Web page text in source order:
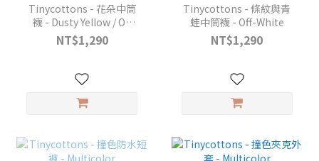
Tinycottons - 花朵中筒
襪 - Dusty Yellow / Off
White
NT$1,290
Tinycottons - 條紋與青
蛙中筒襪 - Off-White
NT$1,290